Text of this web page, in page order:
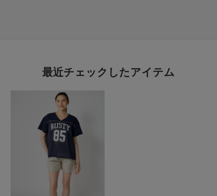
最近チェックしたアイテム